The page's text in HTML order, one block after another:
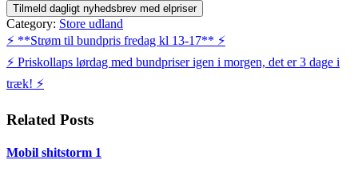
Category: Store udland
Indlægsnavigation
⚡️ **Strøm til bundpris fredag kl 13-17** ⚡️
⚡️ Priskollaps lørdag med bundpriser igen i morgen, det er 3 dage i
træk! ⚡️
Related Posts
Mobil shitstorm 1